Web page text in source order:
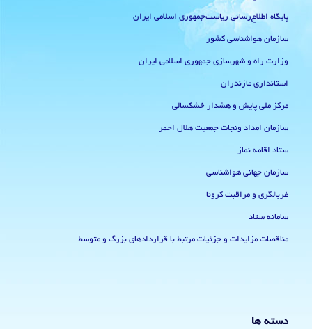
پایگاه اطلاع‌رسانی ریاست‌جمهوری اسلامی ایران
سازمان هواشناسی کشور
وزارت راه و شهرسازی جمهوری اسلامی ایران
استانداری مازندران
مرکز ملی پایش و هشدار خشکسالی
سازمان امداد ونجات جمعیت هلال احمر
ستاد اقامه نماز
سازمان جهانی هواشناسی
غربالگری و مراقبت کرونا
سامانه ستاد
مناقصات مزایدات و جزئیات مرتبط با قراردادهای بزرگ و متوسط
دسته ها